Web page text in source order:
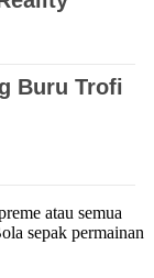
atau semua
sepak permainan